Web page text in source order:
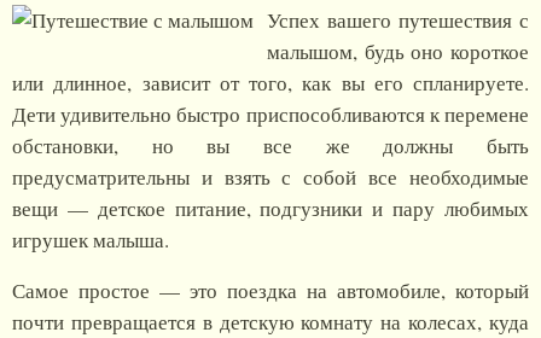
Успех вашего путешествия с
малышом, будь оно короткое
или длинное, зависит от того, как вы его спланируете.
Дети удивительно быстро приспособливаются к перемене
обстановки, но вы все же должны быть
предусматрительны и взять с собой все необходимые
вещи — детское питание, подгузники и пару любимых
игрушек малыша.
Самое простое — это поездка на автомобиле, который
почти превращается в детскую комнату на колесах, куда